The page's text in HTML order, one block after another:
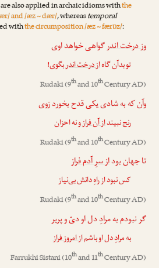
also applied in archaic idioms withthe
and /æz ~ dær/, whereastemporal
withthe circumposition /æz ~ færɒz/:
وز درخت اندرگواهی خواهد اوی
تو بدآن گاهاز درخت اندربگوی!
Rudaki(9thand 10thCentury AD)
وآن که به شادی یکی قدح بخورد زوی
رنج نبینداز آن فرازو نه احزان
Rudaki(9thand 10thCentury AD)
تا جهان بوداز سرِ آدم فراز
کس نبود از راهِ دانش بی‌نیاز
Rudaki(9thand 10thCentury AD)
گر نبودم به مرادِ دل او دیّ و پریر
به مرادِ دل او باشماز امروز فراز
Farrukhi Sistani(10thand 11thCentury AD)